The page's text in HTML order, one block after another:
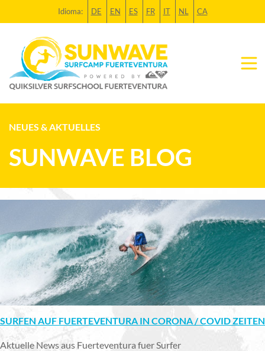
Idioma: DE EN ES FR IT NL CA
NEUES & AKTUELLES
SUNWAVE BLOG
SURFEN AUF FUERTEVENTURA IN CORONA / COVID ZEITEN
Aktuelle News aus Fuerteventura fuer Surfer